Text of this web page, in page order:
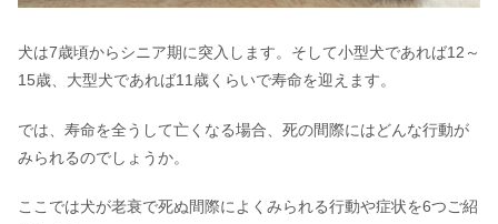
犬は7歳頃からシニア期に突入します。そして小型犬であれば12～
15歳、大型犬であれば11歳くらいで寿命を迎えます。
では、寿命を全うして亡くなる場合、死の間際にはどんな行動が
みられるのでしょうか。
ここでは犬が老衰で死ぬ間際によくみられる行動や症状を6つご紹